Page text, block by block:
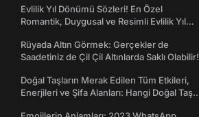
Evlilik Yıl Dönümü Sözleri! En Özel
Romantik, Duygusal ve Resimli Evlilik Yıl
Rüyada Altın Görmek: Gerçekler de
Saadetiniz de Çil Çil Altınlarda Saklı Olabilir!
Doğal Taşların Merak Edilen Tüm Etkileri,
Enerjileri ve Şifa Alanları: Hangi Doğal Taş